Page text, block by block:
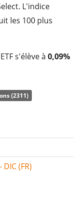
L'indice
les 100 plus
s'élève à 0,09%
ETF Acc est le
de l’indice sous-
de l’indice
de l'ETF sont
Acc est un petit
(2311)
(FR)